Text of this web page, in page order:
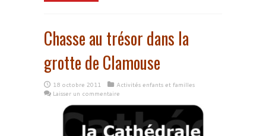
Chasse au trésor dans la
grotte de Clamouse
18 octobre 2011
Activités enfants et familles
Laisser un commentaire